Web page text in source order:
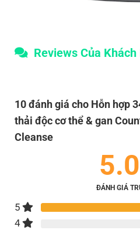
Reviews Của
10 đánh giá cho Hỗn hợp
thải độc cơ thể & gan
Cleanse
5.0
ĐÁNH GIÁ
5
4